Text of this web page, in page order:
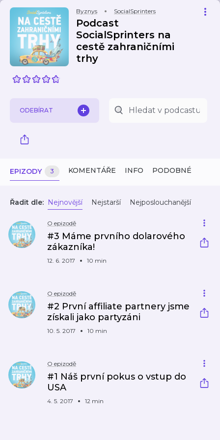
Byznys SocialSprinters
Podcast
SocialSprinters na
cestě zahraničními
trhy
ODEBÍRAT
EPIZODY 3 KOMENTÁŘE INFO PODOBNÉ
Řadit dle: Nejnovější Nejstarší Nejposlouchanější
O epizodě
#3 Máme prvního dolarového
zákazníka!
12. 6. 2017 10 min
O epizodě
#2 První affiliate partnery jsme
získali jako partyzáni
10. 5. 2017 10 min
O epizodě
#1 Náš první pokus o vstup do
USA
4. 5. 2017 12 min